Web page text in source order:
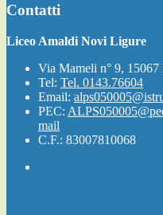
Contatti
Liceo Amaldi Novi Ligure
Via Mameli n° 9,
Tel: Tel. 0143.76604
Email:
PEC:
mail
C.F.: 83007810068